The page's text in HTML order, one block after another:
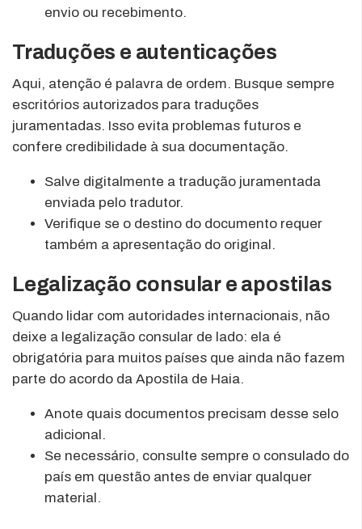
envio ou recebimento.
Traduções e autenticações
Aqui, atenção é palavra de ordem. Busque sempre
escritórios autorizados para traduções
juramentadas. Isso evita problemas futuros e
confere credibilidade à sua documentação.
Salve digitalmente a tradução juramentada
enviada pelo tradutor.
Verifique se o destino do documento requer
também a apresentação do original.
Legalização consular e apostilas
Quando lidar com autoridades internacionais, não
deixe a legalização consular de lado: ela é
obrigatória para muitos países que ainda não fazem
parte do acordo da Apostila de Haia.
Anote quais documentos precisam desse selo
adicional.
Se necessário, consulte sempre o consulado do
país em questão antes de enviar qualquer
material.